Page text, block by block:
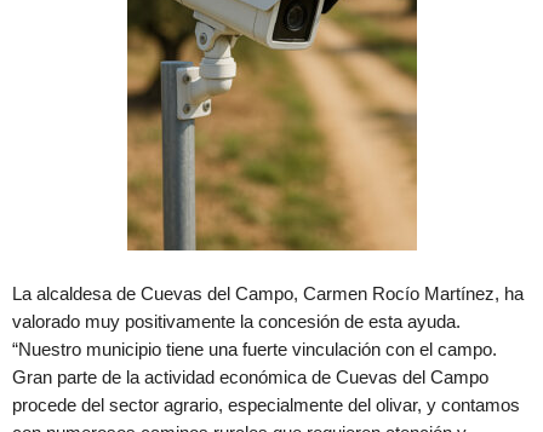
La alcaldesa de Cuevas del Campo, Carmen Rocío Martínez, ha
valorado muy positivamente la concesión de esta ayuda.
“Nuestro municipio tiene una fuerte vinculación con el campo.
Gran parte de la actividad económica de Cuevas del Campo
procede del sector agrario, especialmente del olivar, y contamos